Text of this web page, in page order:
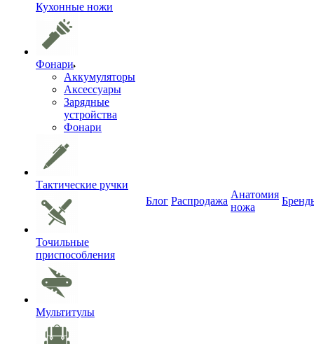
Кухонные ножи
Фонари
Аккумуляторы
Аксессуары
Зарядные
устройства
Фонари
Тактические ручки
Точильные
приспособления
Мультитулы
Блог Распродажа
Анатомия
ножа